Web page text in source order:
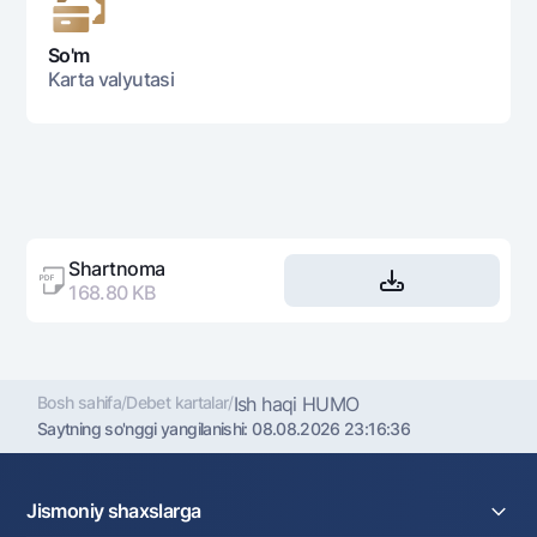
So'm
Karta valyutasi
Shartnoma
168.80 KB
Bosh sahifa/Debet kartalar/Ish haqi HUMO
Saytning so'nggi yangilanishi:08.08.2026 23:16:36
Jismoniy shaxslarga